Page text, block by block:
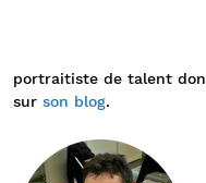
portraitiste de talent
sur son blog.